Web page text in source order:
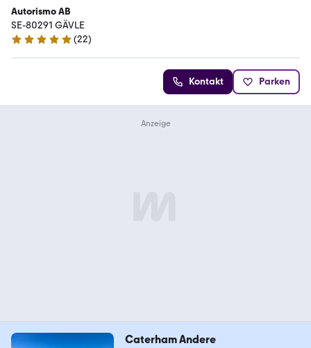
Autorismo AB
SE-80291 GÄVLE
5 Sterne
(22)
Kontakt Parken
Caterham Andere